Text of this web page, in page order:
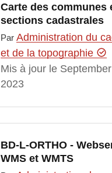
Carte des communes
sections cadastrales
Par Administration du
et de la topographie
Mis à jour le
2023
BD-L-ORTHO -
WMS et WMTS